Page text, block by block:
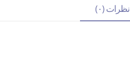
نظرات (۰)